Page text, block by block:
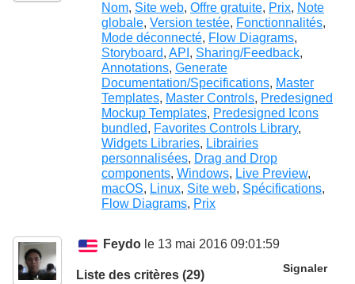
Nom, Site web, Offre gratuite, Prix, Note
globale, Version testée, Fonctionnalités,
Mode déconnecté, Flow Diagrams,
Storyboard, API , Sharing/Feedback,
Annotations, Generate
Documentation/Specifications, Master
Templates, Master Controls, Predesigned
Mockup Templates, Predesigned Icons
bundled, Favorites Controls Library,
Widgets Libraries, Librairies
personnalisées, Drag and Drop
components, Windows, Live Preview,
macOS, Linux, Site web, Spécifications,
Flow Diagrams, Prix
Feydo le 13 mai 2016 09:01:59
Signaler
Liste des critères (29)